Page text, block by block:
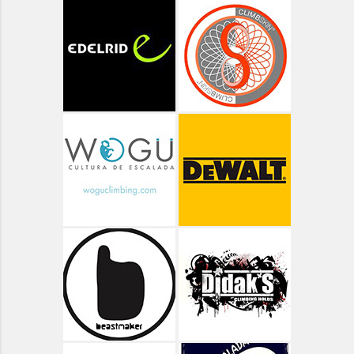
Aragón - Ordesa - Góriz
Aragón - Ordesa - Valle de Pineta
Aragón - Ordesa ruta de las Cascadas
Aragón - Pico Arriel
Aragón - Valle de Bujaruelo
Aragón - Valle de Ordiso
Aragón - Vías Clásicas
Arbolí Bloque
Asturias
Asturias - Circular Lagos de Covadonga
Asturias - Oriente - Carbes